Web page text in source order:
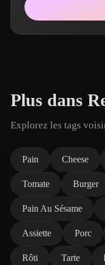
Plus dans
Explorez les tags
Pain Cheese
Tomate Burger
Pain Au Sésame
Assiette Porc
Rôti Tarte